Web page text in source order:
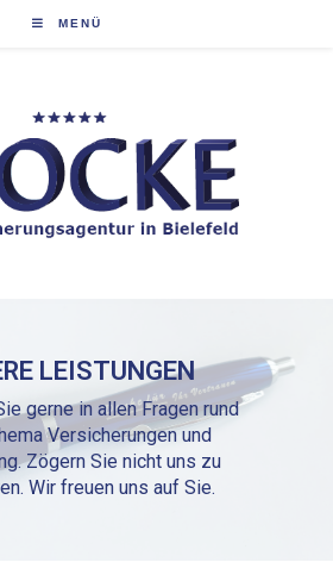
MENÜ
LEISTUNGEN
gerne in allen Fragen rund
Versicherungen und
Zögern Sie nicht uns zu
Wir freuen uns auf Sie.